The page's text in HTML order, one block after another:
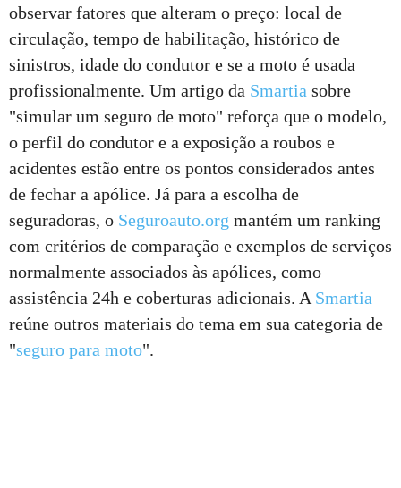
observar fatores que alteram o preço: local de
circulação, tempo de habilitação, histórico de
sinistros, idade do condutor e se a moto é usada
profissionalmente. Um artigo da Smartia sobre
"simular um seguro de moto" reforça que o modelo,
o perfil do condutor e a exposição a roubos e
acidentes estão entre os pontos considerados antes
de fechar a apólice. Já para a escolha de
seguradoras, o Seguroauto.org mantém um ranking
com critérios de comparação e exemplos de serviços
normalmente associados às apólices, como
assistência 24h e coberturas adicionais. A Smartia
reúne outros materiais do tema em sua categoria de
"seguro para moto".